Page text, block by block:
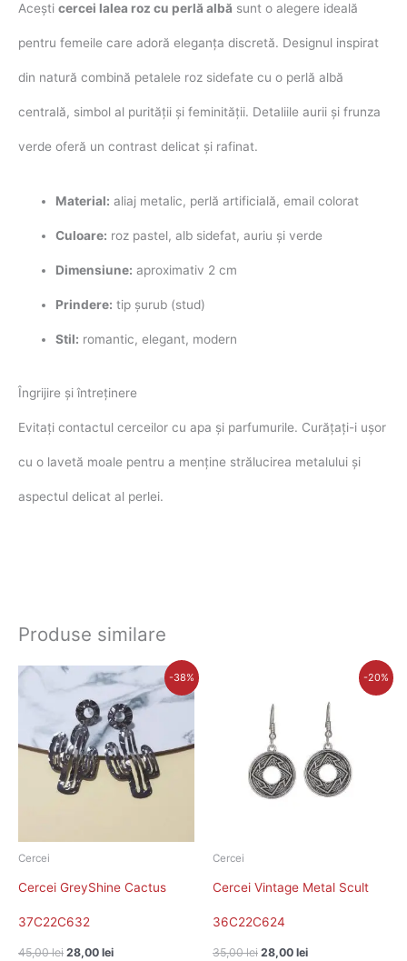
Acești cercei lalea roz cu perlă albă sunt o alegere ideală
pentru femeile care adoră eleganța discretă. Designul inspirat
din natură combină petalele roz sidefate cu o perlă albă
centrală, simbol al purității și feminității. Detaliile aurii și frunza
verde oferă un contrast delicat și rafinat.
Material: aliaj metalic, perlă artificială, email colorat
Culoare: roz pastel, alb sidefat, auriu și verde
Dimensiune: aproximativ 2 cm
Prindere: tip șurub (stud)
Stil: romantic, elegant, modern
Îngrijire și întreținere
Evitați contactul cerceilor cu apa și parfumurile. Curățați-i ușor
cu o lavetă moale pentru a menține strălucirea metalului și
aspectul delicat al perlei.
Produse similare
-38%
Cercei
Cercei GreyShine Cactus
37C22C632
45,00lei
Prețul
inițial
fost:
45,00 lei.
28,00 lei
Prețul
curent
este:
28,00 lei.
-20%
Cercei
Cercei Vintage Metal Scult
36C22C624
35,00lei
fost:
35,00 lei.
28,00 lei
este:
28,00 lei.